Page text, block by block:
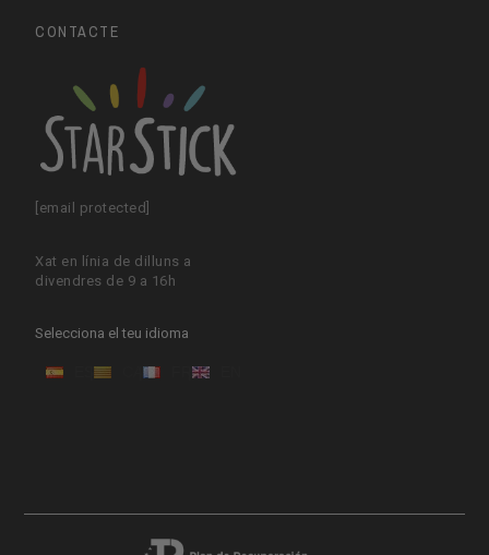
CONTACTE
[email protected]
Xat en línia de dilluns a
divendres de 9 a 16h
Selecciona el teu idioma
ES CA FR